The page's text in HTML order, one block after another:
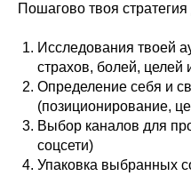
Пошагово твоя
Исследования твоей
страхов, болей, целей
Определение себя и
(позиционирование,
Выбор каналов для
соцсети)
Упаковка выбранных